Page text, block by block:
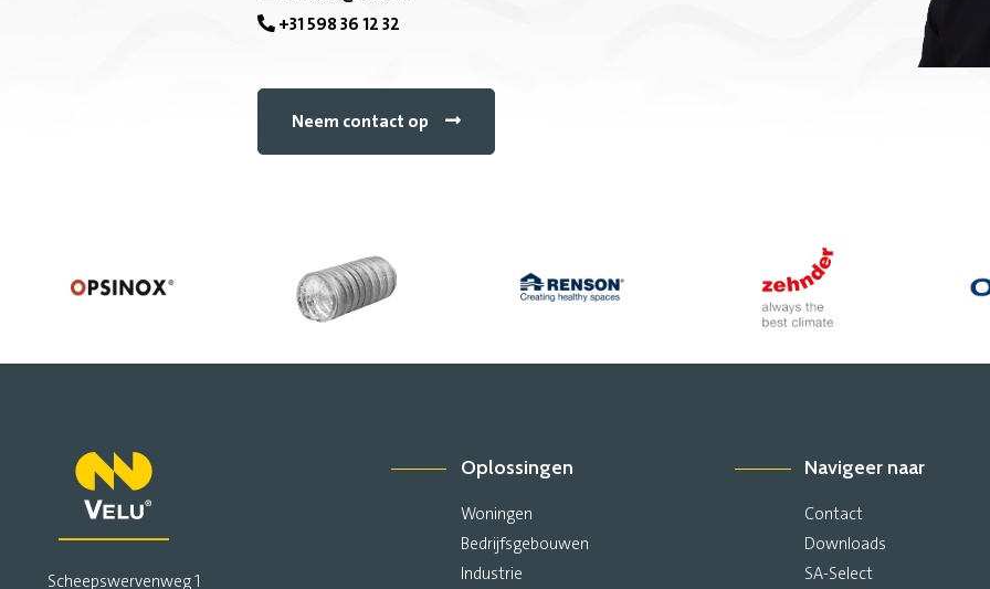
+31 598 36 12 32
Neem contact op
Scheepswervenweg 1
Oplossingen
Woningen
Bedrijfsgebouwen
Industrie
Navigeer naar
Contact
Downloads
SA-Select